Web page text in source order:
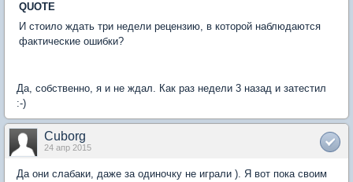
QUOTE
И стоило ждать три недели рецензию, в которой наблюдаются
фактические ошибки?
Да, собственно, я и не ждал. Как раз недели 3 назад и затестил
:-)
Cuborg
24 апр 2015
Да они слабаки, даже за одиночку не играли ). Я вот пока своим